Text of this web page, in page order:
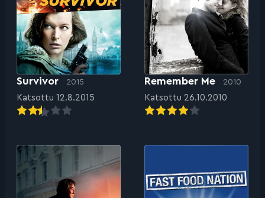
Survivor 2015
Katsottu 12.8.2015
Remember Me 2010
Katsottu 26.10.2010